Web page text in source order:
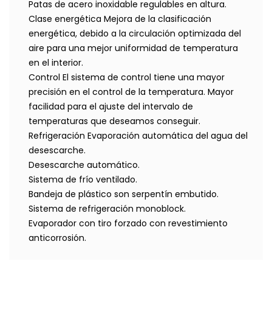
Patas de acero inoxidable regulables en altura.
Clase energética Mejora de la clasificación
energética, debido a la circulación optimizada del
aire para una mejor uniformidad de temperatura
en el interior.
Control El sistema de control tiene una mayor
precisión en el control de la temperatura. Mayor
facilidad para el ajuste del intervalo de
temperaturas que deseamos conseguir.
Refrigeración Evaporación automática del agua del
desescarche.
Desescarche automático.
Sistema de frío ventilado.
Bandeja de plástico son serpentín embutido.
Sistema de refrigeración monoblock.
Evaporador con tiro forzado con revestimiento
anticorrosión.